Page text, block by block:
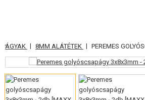
KATEGÓRIA
AIRSOFT FEGYVEREK
LÉGFEGYVEREK, CSÚZLIK
| 8MM ALÁTÉTEK | PEREMES